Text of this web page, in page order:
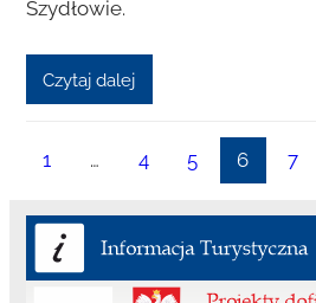
Szydłowie.
Czytaj dalej
1 … 4 5 6 7